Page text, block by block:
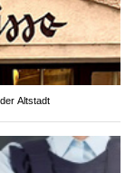
Altstadt